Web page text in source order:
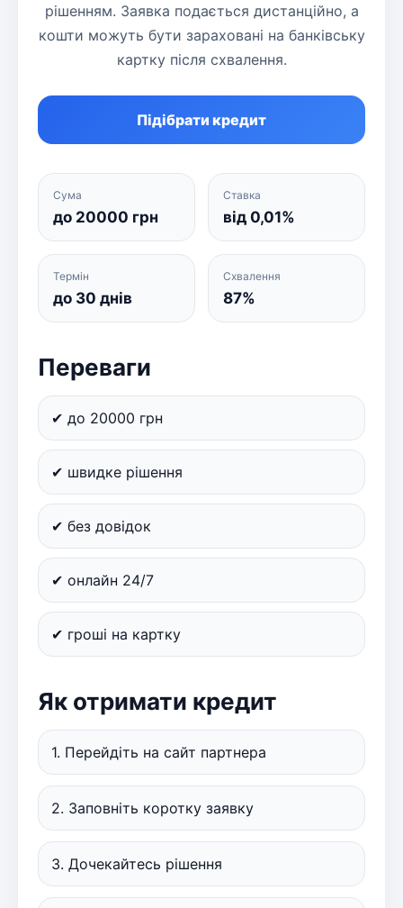
рішенням. Заявка подається дистанційно, а
кошти можуть бути зараховані на банківську
картку після схвалення.
Підібрати кредит
Сума
до 20000 грн
Ставка
від 0,01%
Термін
до 30 днів
Схвалення
87%
Переваги
✔ до 20000 грн
✔ швидке рішення
✔ без довідок
✔ онлайн 24/7
✔ гроші на картку
Як отримати кредит
1. Перейдіть на сайт партнера
2. Заповніть коротку заявку
3. Дочекайтесь рішення